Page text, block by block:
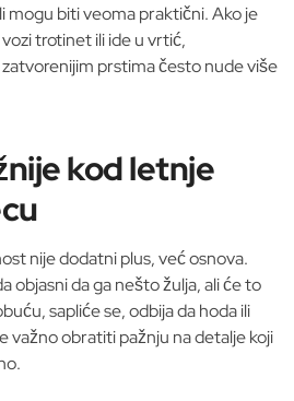
mogu biti veoma praktični. Ako je
trotinet ili ide u vrtić,
zatvorenijim prstima često nude više
kod letnje
nije dodatni plus, već osnova.
objasni da ga nešto žulja, ali će to
sapliće se, odbija da hoda ili
važno obratiti pažnju na detalje koji